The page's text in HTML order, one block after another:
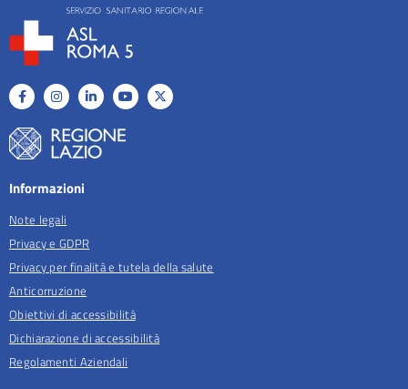
Informazioni
Note legali
Privacy e GDPR
Privacy per finalità e tutela della salute
Anticorruzione
Obiettivi di accessibilità
Dichiarazione di accessibilità
Regolamenti Aziendali